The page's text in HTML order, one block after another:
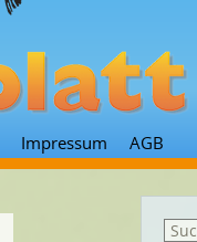
Impressum AGB